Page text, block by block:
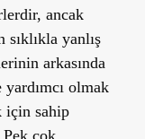
ancak
sıklıkla yanlış
arkasında
olmak
için sahip
çok